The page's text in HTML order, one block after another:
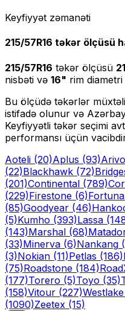
Keyfiyyət zəmanəti
215/57R16 təkər ölçüsü
215/57R16 təkər ölçüsü
nisbəti və 16" rim
Bu ölçüdə təkərlər
istifadə olunur və
Keyfiyyətli təkər seçimi
performansı üçün
Aoteli (20)Aplus (93)Arivo
(22)Blackhawk (72)
(201)Continental (789)
(229)Firestone (6)Fortuna
(85)Goodyear (46)
(5)Kumho (393)Lassa
(143)Marshal (68)
(33)Minerva (6)Nankang
(3)Nokian (11)Petlas (186)
(75)Roadstone (184)
(177)Torero (5)Toyo (35)
(158)Vitour (227)Westlake
(1090)Zeetex (15)